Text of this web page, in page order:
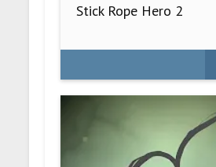
Stick Rope Hero 2